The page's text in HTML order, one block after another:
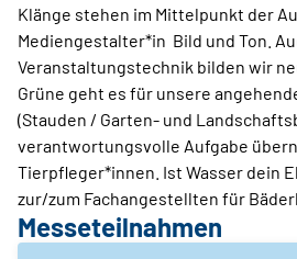
Klänge stehen im Mittelpunkt der
Mediengestalter*in Bild und Ton.
Veranstaltungstechnik bilden wir
Grüne geht es für unsere
(Stauden / Garten- und
verantwortungsvolle Aufgabe
Tierpfleger*innen. Ist Wasser dein
zur/zum Fachangestellten für
Messeteilnahmen